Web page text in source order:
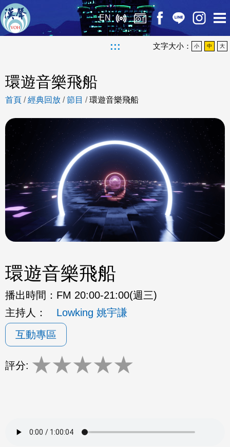
EN
::: 文字大小： 小 中 大
環遊音樂飛船
首頁 /經典回放 /節目 /環遊音樂飛船
環遊音樂飛船
播出時間： FM 20:00-21:00(週三)
主持人：
Lowking 姚宇謙
互動專區
評分: ★★★★★